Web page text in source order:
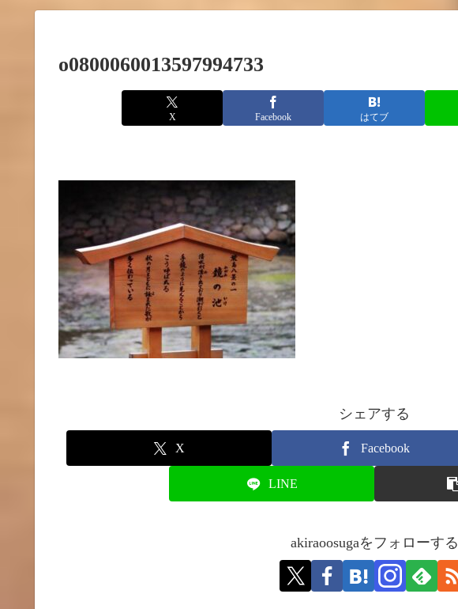
o0800060013597994733
X Facebook はてブ
シェアする
X Facebook
LINE
akiraoosugaをフォローする